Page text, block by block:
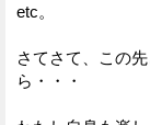
etc。
さてさて、この
ら・・・